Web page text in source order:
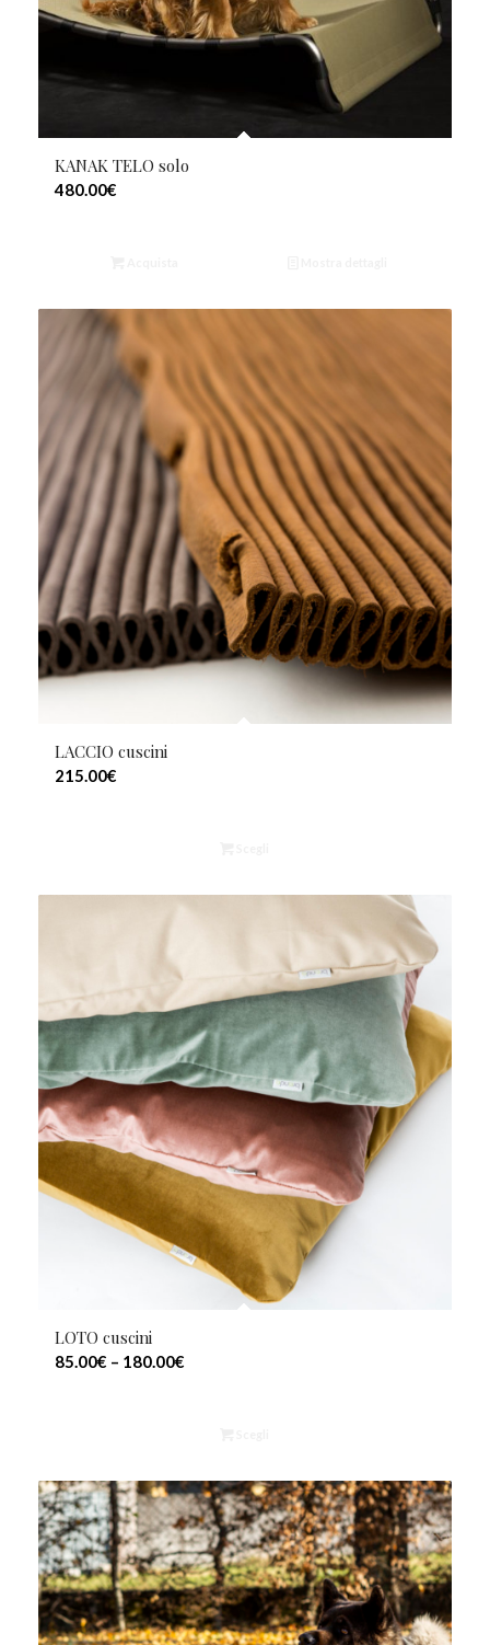
KANAK TELO solo
480.00€
LACCIO cuscini
215.00€
LOTO cuscini
85.00€ – 180.00€